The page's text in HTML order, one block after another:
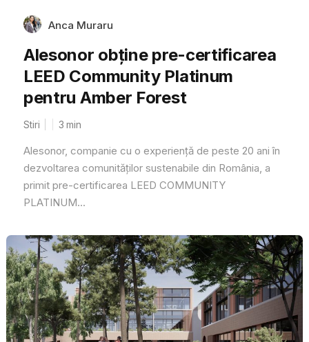
Anca Muraru
Alesonor obține pre-certificarea
LEED Community Platinum
pentru Amber Forest
Stiri 3 min
Alesonor, companie cu o experiență de peste 20 ani în
dezvoltarea comunităților sustenabile din România, a
primit pre-certificarea LEED COMMUNITY
PLATINUM...